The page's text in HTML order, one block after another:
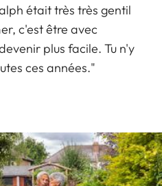
était très très gentil
c'est être avec
plus facile. Tu n'y
ces années."